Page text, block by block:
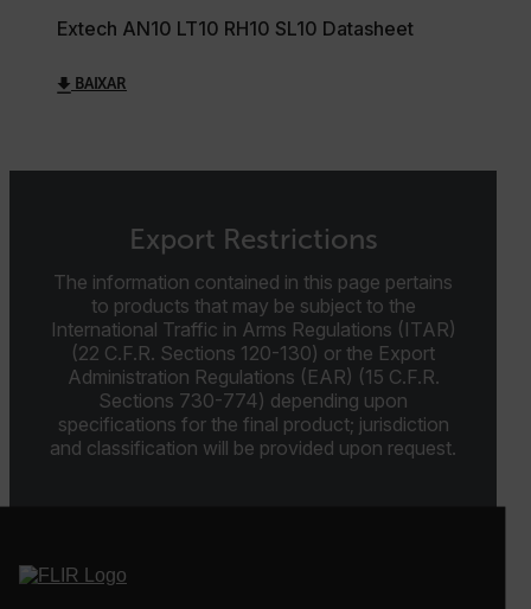
Extech AN10 LT10 RH10 SL10 Datasheet
BAIXAR
Export Restrictions
The information contained in this page pertains
to products that may be subject to the
International Traffic in Arms Regulations (ITAR)
(22 C.F.R. Sections 120-130) or the Export
Administration Regulations (EAR) (15 C.F.R.
Sections 730-774) depending upon
specifications for the final product; jurisdiction
and classification will be provided upon request.
FUNCIONALIDADE
funcionalidade central do website, como login de
usuário e gestão da conta. O site não pode ser
necessários.
Nome
cart_products_oids
cart_products_skus
cashrun_session_id